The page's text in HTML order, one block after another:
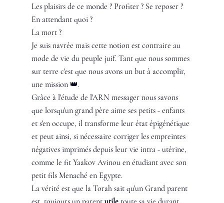
Les plaisirs de ce monde ? Profiter ? Se reposer ?
En attendant quoi ?
La mort ?
Je suis navrée mais cette notion est contraire au
mode de vie du peuple juif. Tant que nous sommes
sur terre c'est que nous avons un but à accomplir,
une mission 👑.
Grâce à l'étude de l'ARN messager nous savons
que lorsqu'un grand père aime ses petits - enfants
et s'en occupe, il transforme leur état épigénétique
et peut ainsi, si nécessaire corriger les empreintes
négatives imprimés depuis leur vie intra - utérine,
comme le fit Yaakov Avinou en étudiant avec son
petit fils Menaché en Egypte.
La vérité est que la Torah sait qu'un Grand parent